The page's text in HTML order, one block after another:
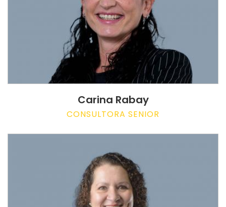
Carina Rabay
CONSULTORA SENIOR